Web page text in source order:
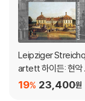
Leipziger
artett 하이든: 현악
중주 22집 (Haydn:
23,400원
19%